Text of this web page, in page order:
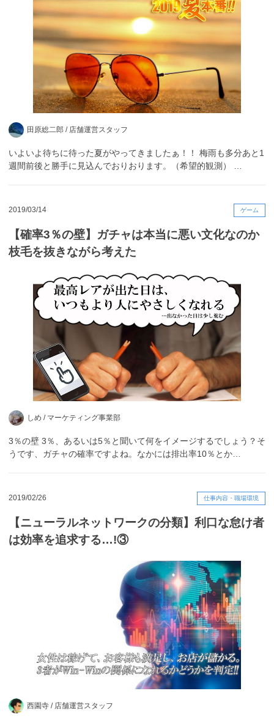
田原総二郎 / 店舗運営スタッフ
いよいよ待ちに待った夏がやってきましたぁ！！ 梅雨も多分あと1
週間前後と勝手に見込んでおりおります。（希望的観測） …
2019/03/14 ゲーム
【確率3％の壁】ガチャは本当に悪い文化なのか
枝毛を抜きながら考えた
しめ / マーケティング事業部
3％の壁 3％、あるいは5％と聞いて何をイメージするでしょう？そ
うです、ガチャの確率ですよね。なかには排出率10％とか…
2019/02/26 仕事内容・職場環境
【ニューラルネットワークの分類】利口な怠け者
は効率を追求する…!③
西園寺 / 店舗運営スタッフ